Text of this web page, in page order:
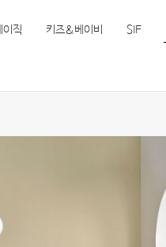
이직 키즈&베이비 SIF